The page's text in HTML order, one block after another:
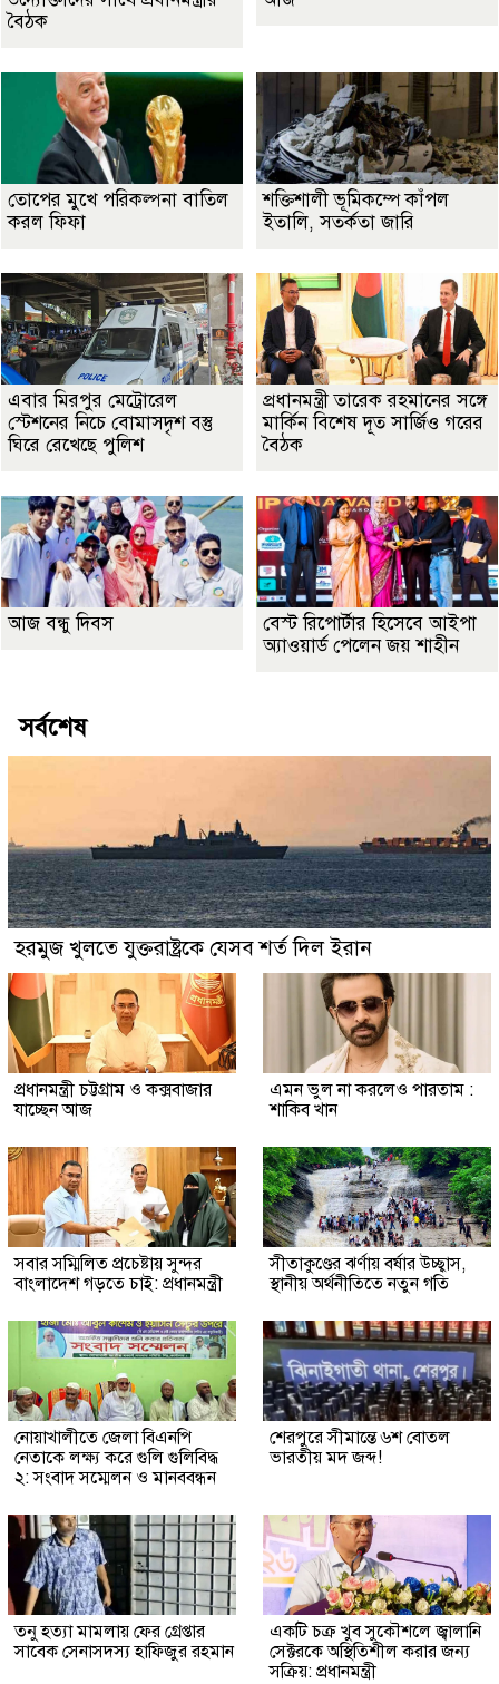
বৈঠক
তোপের মুখে পরিকল্পনা বাতিল
করল ফিফা
শক্তিশালী ভূমিকম্পে কাঁপল
ইতালি, সতর্কতা জারি
এবার মিরপুর মেট্রোরেল
স্টেশনের নিচে বোমাসদৃশ বস্তু
ঘিরে রেখেছে পুলিশ
প্রধানমন্ত্রী তারেক রহমানের সঙ্গে
মার্কিন বিশেষ দূত সার্জিও গরের
বৈঠক
আজ বন্ধু দিবস
বেস্ট রিপোর্টার হিসেবে আইপা
অ্যাওয়ার্ড পেলেন জয় শাহীন
সর্বশেষ
হরমুজ খুলতে যুক্তরাষ্ট্রকে যেসব শর্ত দিল ইরান
প্রধানমন্ত্রী চট্টগ্রাম ও কক্সবাজার
যাচ্ছেন আজ
এমন ভুল না করলেও পারতাম :
শাকিব খান
সবার সম্মিলিত প্রচেষ্টায় সুন্দর
বাংলাদেশ গড়তে চাই: প্রধানমন্ত্রী
সীতাকুণ্ডের ঝর্ণায় বর্ষার উচ্ছ্বাস,
স্থানীয় অর্থনীতিতে নতুন গতি
নোয়াখালীতে জেলা বিএনপি
নেতাকে লক্ষ্য করে গুলি গুলিবিদ্ধ
২: সংবাদ সম্মেলন ও মানববন্ধন
শেরপুরে সীমান্তে ৬শ বোতল
ভারতীয় মদ জব্দ!
তনু হত্যা মামলায় ফের গ্রেপ্তার
সাবেক সেনাসদস্য হাফিজুর রহমান
একটি চক্র খুব সুকৌশলে জ্বালানি
সেক্টরকে অস্থিতিশীল করার জন্য
সক্রিয়: প্রধানমন্ত্রী